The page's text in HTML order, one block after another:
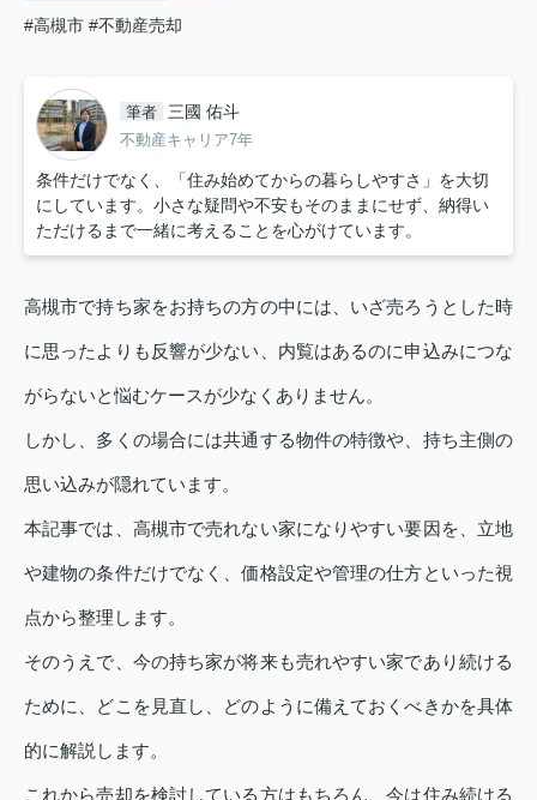
#高槻市 #不動産売却
筆者 三國 佑斗
不動産キャリア7年
条件だけでなく、「住み始めてからの暮らしやすさ」を大切
にしています。小さな疑問や不安もそのままにせず、納得い
ただけるまで一緒に考えることを心がけています。
高槻市で持ち家をお持ちの方の中には、いざ売ろうとした時
に思ったよりも反響が少ない、内覧はあるのに申込みにつな
がらないと悩むケースが少なくありません。
しかし、多くの場合には共通する物件の特徴や、持ち主側の
思い込みが隠れています。
本記事では、高槻市で売れない家になりやすい要因を、立地
や建物の条件だけでなく、価格設定や管理の仕方といった視
点から整理します。
そのうえで、今の持ち家が将来も売れやすい家であり続ける
ために、どこを見直し、どのように備えておくべきかを具体
的に解説します。
これから売却を検討している方はもちろん、今は住み続ける